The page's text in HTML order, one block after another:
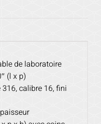
de laboratoire
(l x p)
calibre 16, fini